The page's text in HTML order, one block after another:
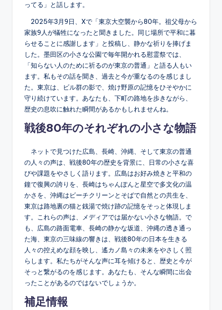
ってる」と話します。
2025年3月9日、Xで「東京大空襲から80年。祖父母から
家族9人が犠牲になったと聞きました。同じ場所で平和に暮
らせることに感謝します」と投稿し、静かな祈りを捧げま
した。墨田区の小さな公園で毎年開かれる慰霊祭では、
「知らない人のために祈るのが東京の普通」と語る人もい
ます。私もその話を聞き、過去と今が重なるのを感じまし
た。東京は、ビル群の影で、焼け野原の記憶をひそやかに
守り続けています。あなたも、下町の路地を歩きながら、
歴史の息吹に触れた瞬間があるかもしれませんね。
戦後80年のそれぞれの小さな物語
ネットで見つけた広島、長崎、沖縄、そして東京の普通
の人々の声は、戦後80年の歴史を背景に、日常の小さな喜
びや課題をやさしく語ります。広島はお好み焼きと平和の
鐘で復興の誇りを、長崎はちゃんぽんと星空で多文化の温
かさを、沖縄はビーチクリーンとそばで自然との共生を、
東京は路地裏の猫と銭湯で焼け跡の記憶をそっと体現しま
す。これらの声は、メディアでは届かない小さな物語。で
も、広島の路面電車、長崎の静かな坂道、沖縄の透き通っ
た海、東京の三味線の響きは、戦後80年の日本を生きる
人々の控えめな顔を映し、遙カノ島々の未来をやさしく照
らします。私たちがそんな声に耳を傾けると、歴史と今が
そっと繋がるのを感じます。あなたも、そんな瞬間に出会
ったことがあるのではないでしょうか。
補足情報